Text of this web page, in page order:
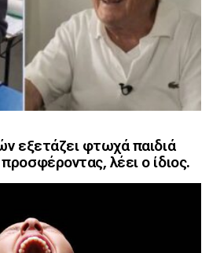
εξετάζει φτωχά παιδιά
λέει ο ίδιος.